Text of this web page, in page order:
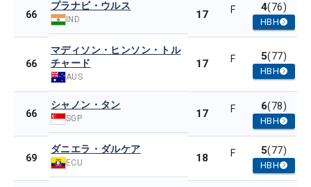
66
プラナビ・ウルス
IND 17 F 4(76)
HBH
66
マディソン・ヒンソン・トル
チャード
AUS
17 F 5(77)
HBH
66
シャノン・タン
SGP 17 F 6(78)
HBH
69
ダニエラ・ダルケア
ECU 18 F 5(77)
HBH